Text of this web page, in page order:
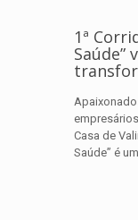
1ª
Saúde”
Casa de
Saúde” é um